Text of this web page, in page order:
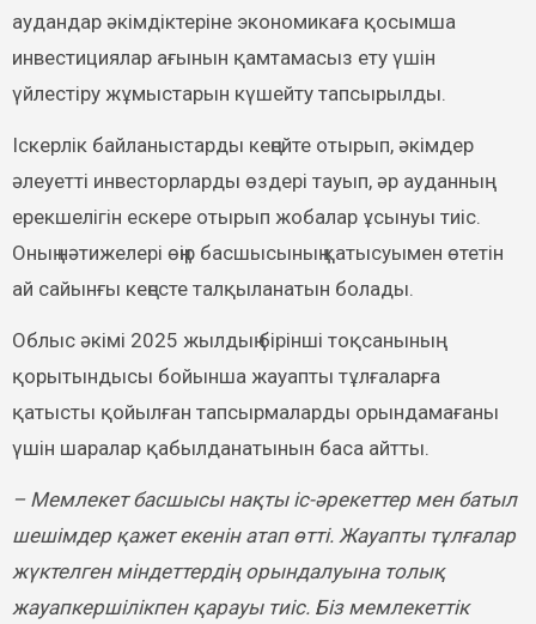
аудандар әкімдіктеріне экономикаға қосымша
инвестициялар ағынын қамтамасыз ету үшін
үйлестіру жұмыстарын күшейту тапсырылды.
Іскерлік байланыстарды кеңейте отырып, әкімдер
әлеуетті инвесторларды өздері тауып, әр ауданның
ерекшелігін ескере отырып жобалар ұсынуы тиіс.
Оның нәтижелері өңір басшысының қатысуымен өтетін
ай сайынғы кеңесте талқыланатын болады.
Облыс әкімі 2025 жылдың бірінші тоқсанының
қорытындысы бойынша жауапты тұлғаларға
қатысты қойылған тапсырмаларды орындамағаны
үшін шаралар қабылданатынын баса айтты.
– Мемлекет басшысы нақты іс-әрекеттер мен батыл
шешімдер қажет екенін атап өтті. Жауапты тұлғалар
жүктелген міндеттердің орындалуына толық
жауапкершілікпен қарауы тиіс. Біз мемлекеттік